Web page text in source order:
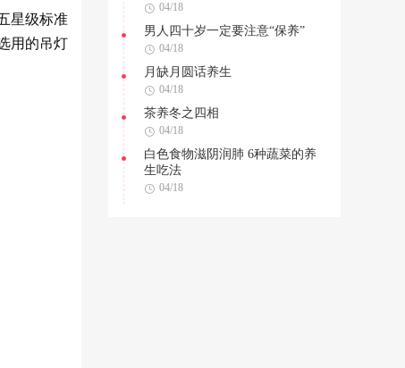
星级标准
用的吊灯
04/18
男人四十岁一定要注意“保养”
04/18
月缺月圆话养生
04/18
茶养冬之四相
04/18
白色食物滋阴润肺 6种蔬菜的养
生吃法
04/18